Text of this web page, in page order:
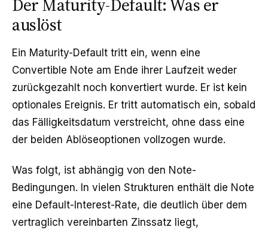
Der Maturity-Default: Was er
auslöst
Ein Maturity-Default tritt ein, wenn eine
Convertible Note am Ende ihrer Laufzeit weder
zurückgezahlt noch konvertiert wurde. Er ist kein
optionales Ereignis. Er tritt automatisch ein, sobald
das Fälligkeitsdatum verstreicht, ohne dass eine
der beiden Ablöseoptionen vollzogen wurde.
Was folgt, ist abhängig von den Note-
Bedingungen. In vielen Strukturen enthält die Note
eine Default-Interest-Rate, die deutlich über dem
vertraglich vereinbarten Zinssatz liegt,